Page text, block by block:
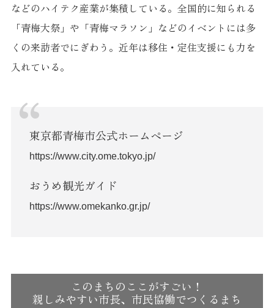
などのハイテク産業が集積している。全国的に知られる
「青梅大祭」や「青梅マラソン」などのイベントには多
くの来訪者でにぎわう。近年は移住・定住支援にも力を
入れている。
東京都青梅市公式ホームページ
https://www.city.ome.tokyo.jp/
おうめ観光ガイド
https://www.omekanko.gr.jp/
このまちのここがすごい！
親しみやすい市長、市民協働でつくるまち